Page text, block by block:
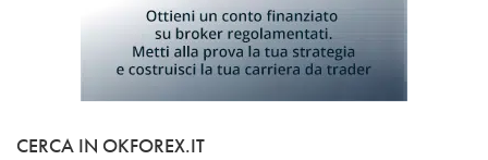
CERCA IN OKFOREX.IT